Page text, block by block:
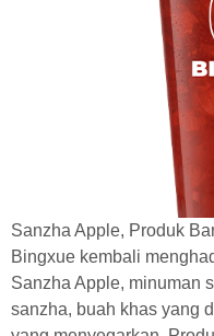
Sanzha Apple, Produk
Bingxue kembali
Sanzha Apple, minuman
sanzha, buah khas yang